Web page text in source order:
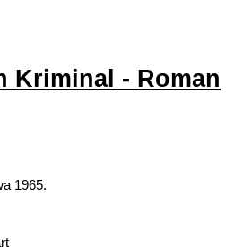
Kriminal - Roman
1965.